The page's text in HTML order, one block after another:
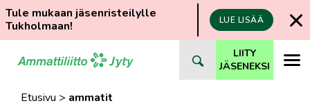
Tule mukaan jäsenristeilylle
Tukholmaan!
LUE LISÄÄ
suoraan
LIITY
JÄSENEKSI
Etusivu > ammatit